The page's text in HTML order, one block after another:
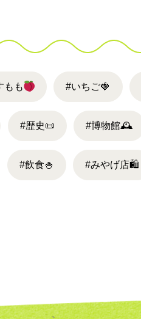
もも #いちご🍓
#歴史📜 #博物館🕰
#飲食🍚 #みやげ店🛍